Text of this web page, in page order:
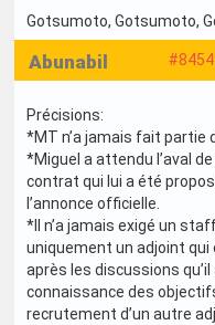
Gotsumoto, Gotsumoto,
#8454
Abunabil
Précisions:
*MT n’a jamais fait partie
*Miguel a attendu l’aval
contrat qui lui a été
l’annonce officielle.
*Il n’a jamais exigé un
uniquement un adjoint qui
après les discussions qu’il
connaissance des
recrutement d’un autre